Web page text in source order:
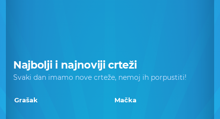
Najbolji i najnoviji crteži
Svaki dan imamo nove crteže, nemoj ih porpustiti!
Grašak Mačka